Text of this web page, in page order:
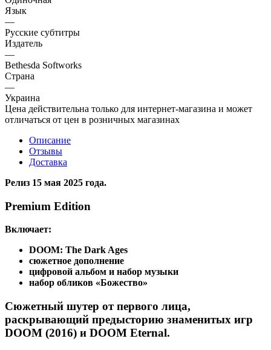
Язык
—
Русские субтитры
Издатель
—
Bethesda Softworks
Страна
—
Украина
Цена действительна только для интернет-магазина и может
отличаться от цен в розничных магазинах
Описание
Отзывы
Доставка
Релиз 15 мая 2025 года.
Premium Edition
Включает:
DOOM: The Dark Ages
сюжетное дополнение
цифровой альбом и набор музыки
набор обликов «Божество»
Сюжетный шутер от первого лица,
раскрывающий предысторию знаменитых игр
DOOM (2016) и DOOM Eternal.